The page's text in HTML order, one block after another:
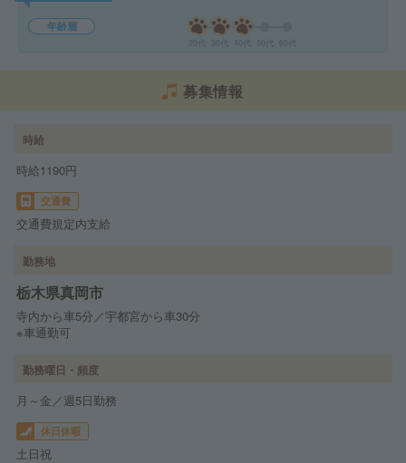
年齢層
募集情報
時給
時給1190円
交通費
交通費規定内支給
勤務地
栃木県真岡市
寺内から車5分／宇都宮から車30分
※車通勤可
勤務曜日・頻度
月～金／週5日勤務
休日休暇
土日祝